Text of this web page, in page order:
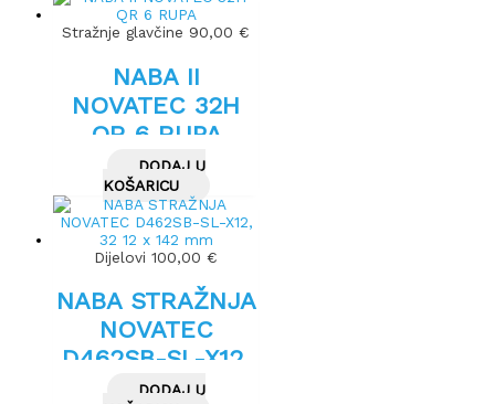
Stražnje glavčine 90,00 €
NABA II
NOVATEC 32H
QR 6 RUPA
DODAJ U
KOŠARICU
Dijelovi 100,00 €
NABA STRAŽNJA
NOVATEC
D462SB-SL-X12,
32 12 x 142 mm
DODAJ U